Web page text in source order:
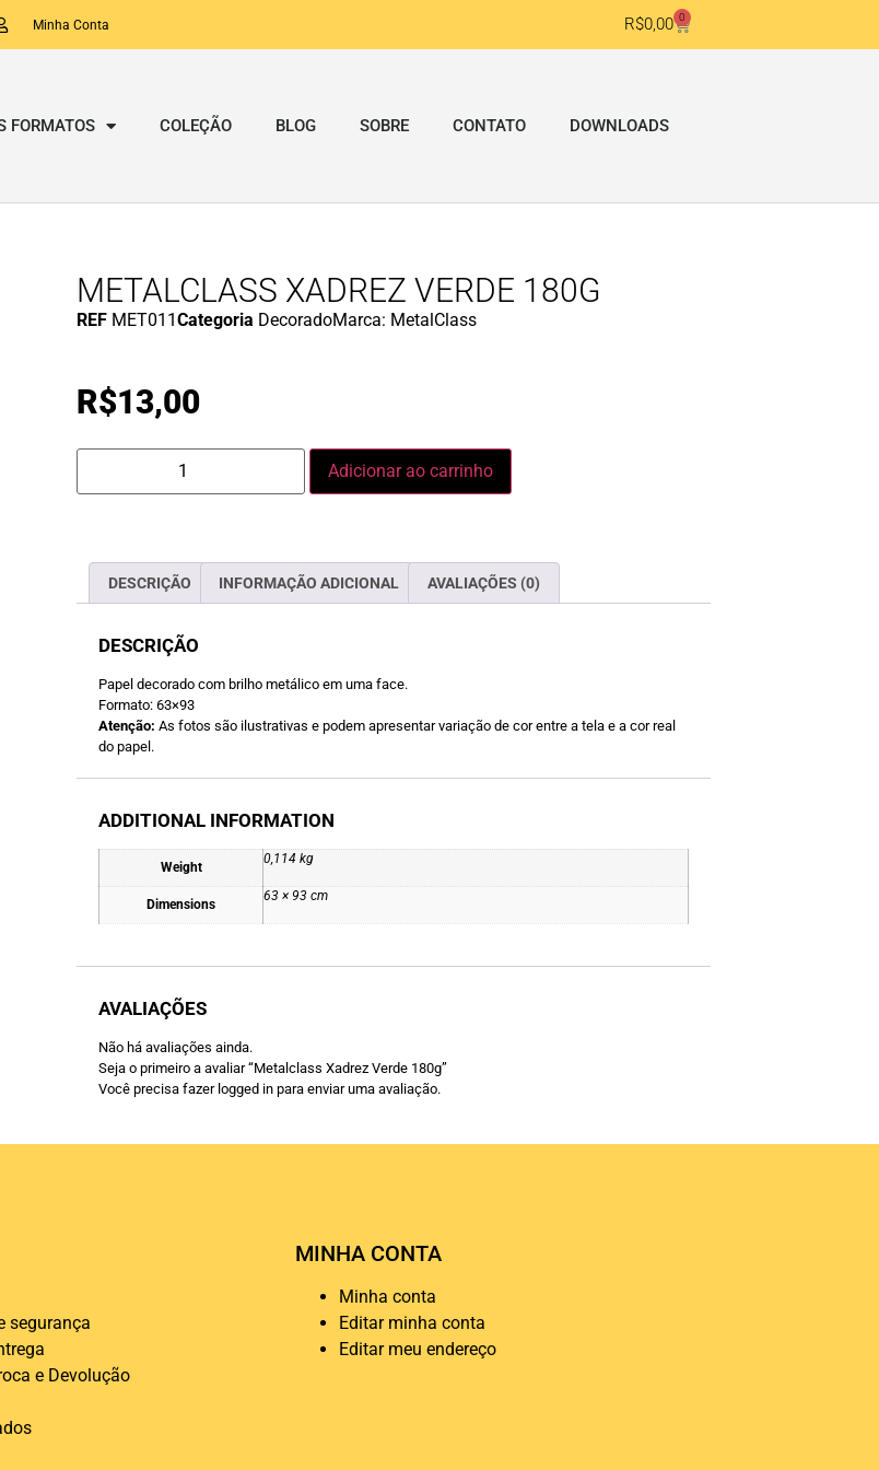
Minha Conta R$0,00 0
FORMATOS COLEÇÃO BLOG SOBRE CONTATO DOWNLOADS
METALCLASS XADREZ VERDE 180G
REF MET011Categoria DecoradoMarca: MetalClass
R$13,00
Adicionar ao carrinho
DESCRIÇÃO INFORMAÇÃO ADICIONAL AVALIAÇÕES (0)
DESCRIÇÃO
Papel decorado com brilho metálico em uma face.
Formato: 63×93
Atenção: As fotos são ilustrativas e podem apresentar variação de cor entre a tela e a cor real
do papel.
ADDITIONAL INFORMATION
Weight
0,114 kg
Dimensions
63 × 93 cm
AVALIAÇÕES
Não há avaliações ainda.
Seja o primeiro a avaliar “Metalclass Xadrez Verde 180g”
Você precisa fazer logged in para enviar uma avaliação.
segurança
e Devolução
MINHA CONTA
Minha conta
Editar minha conta
Editar meu endereço